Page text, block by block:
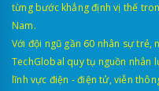
từng bước khẳng định vị thế
Nam.
Với đội ngũ gần 60 nhân sự trẻ,
TechGlobal quy tụ nguồn nhân
lĩnh vực điện - điện tử, viễn